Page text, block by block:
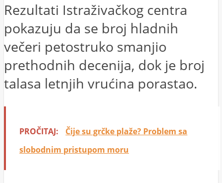
Rezultati Istraživačkog centra
pokazuju da se broj hladnih
večeri petostruko smanjio
prethodnih decenija, dok je broj
talasa letnjih vrućina porastao.
PROČITAJ:
Čije su grčke plaže? Problem sa
slobodnim pristupom moru